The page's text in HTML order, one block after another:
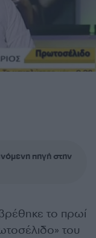
πηγή στην
το πρωί
του